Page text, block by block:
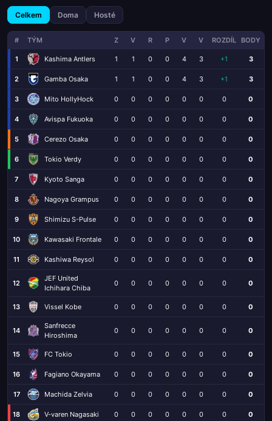
Celkem Doma Hosté
# TÝM Z V R P V V ROZDÍL BODY
1 Kashima Antlers 1 1 0 0 4 3 +1 3
2 Gamba Osaka 1 1 0 0 4 3 +1 3
3 Mito HollyHock 0 0 0 0 0 0 0 0
4 Avispa Fukuoka 0 0 0 0 0 0 0 0
5 Cerezo Osaka 0 0 0 0 0 0 0 0
6 Tokio Verdy 0 0 0 0 0 0 0 0
7 Kyoto Sanga 0 0 0 0 0 0 0 0
8 Nagoya Grampus 0 0 0 0 0 0 0 0
9 Shimizu S-Pulse 0 0 0 0 0 0 0 0
10 Kawasaki Frontale 0 0 0 0 0 0 0 0
11 Kashiwa Reysol 0 0 0 0 0 0 0 0
12
JEF United
Ichihara Chiba
0 0 0 0 0 0 0 0
13 Vissel Kobe 0 0 0 0 0 0 0 0
14
Sanfrecce
Hiroshima
0 0 0 0 0 0 0 0
15 FC Tokio 0 0 0 0 0 0 0 0
16 Fagiano Okayama 0 0 0 0 0 0 0 0
17 Machida Zelvia 0 0 0 0 0 0 0 0
18 V-varen Nagasaki 0 0 0 0 0 0 0 0